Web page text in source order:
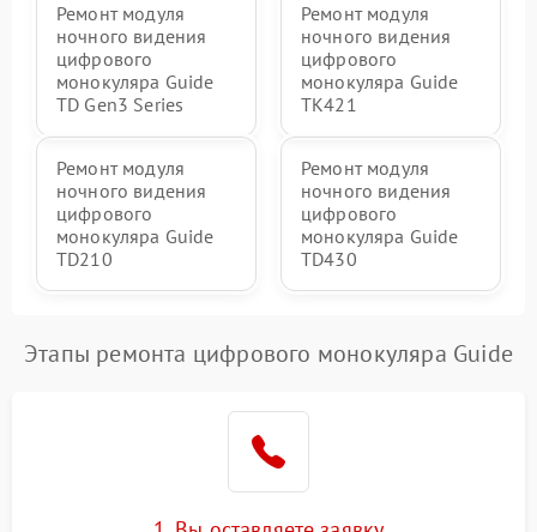
Ремонт модуля
ночного видения
цифрового
монокуляра Guide
TD Gen3 Series
Ремонт модуля
ночного видения
цифрового
монокуляра Guide
TK421
Ремонт модуля
ночного видения
цифрового
монокуляра Guide
TD210
Ремонт модуля
ночного видения
цифрового
монокуляра Guide
TD430
Этапы ремонта цифрового монокуляра Guide